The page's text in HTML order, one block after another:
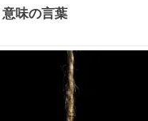
味の言葉